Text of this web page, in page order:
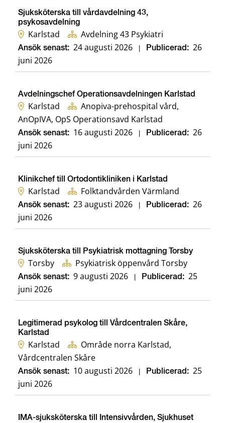
Sjuksköterska till vårdavdelning 43,
psykosavdelning
Karlstad Avdelning 43 Psykiatri
Ansök senast: 24 augusti 2026 Publicerad: 26
juni 2026
Avdelningschef Operationsavdelningen Karlstad
Karlstad
Anopiva-prehospital vård,
AnOpIVA, OpS Operationsavd Karlstad
Ansök senast: 16 augusti 2026 Publicerad: 26
juni 2026
Klinikchef till Ortodontikliniken i Karlstad
Karlstad Folktandvården Värmland
Ansök senast: 23 augusti 2026 Publicerad: 26
juni 2026
Sjuksköterska till Psykiatrisk mottagning Torsby
Torsby Psykiatrisk öppenvård Torsby
Ansök senast: 9 augusti 2026 Publicerad: 25
juni 2026
Legitimerad psykolog till Vårdcentralen Skåre,
Karlstad
Karlstad
Område norra Karlstad,
Vårdcentralen Skåre
Ansök senast: 10 augusti 2026 Publicerad: 25
juni 2026
IMA-sjuksköterska till Intensivvården, Sjukhuset